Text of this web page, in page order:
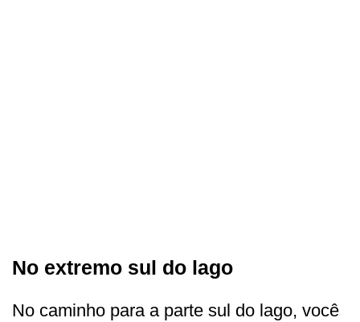
No extremo sul do lago
No caminho para a parte sul do lago, você